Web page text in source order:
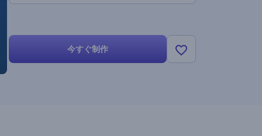
今すぐ制作